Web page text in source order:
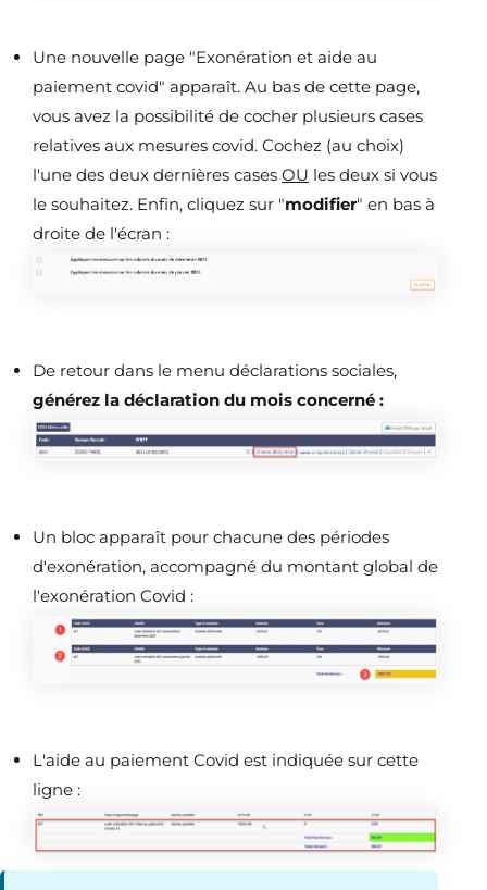
Une nouvelle page "Exonération et aide au
paiement covid" apparaît. Au bas de cette page,
vous avez la possibilité de cocher plusieurs cases
relatives aux mesures covid. Cochez (au choix)
l'une des deux dernières cases OU les deux si vous
le souhaitez. Enfin, cliquez sur "modifier" en bas à
droite de l'écran :
De retour dans le menu déclarations sociales,
générez la déclaration du mois concerné :
Un bloc apparaît pour chacune des périodes
d'exonération, accompagné du montant global de
l'exonération Covid :
L'aide au paiement Covid est indiquée sur cette
ligne :